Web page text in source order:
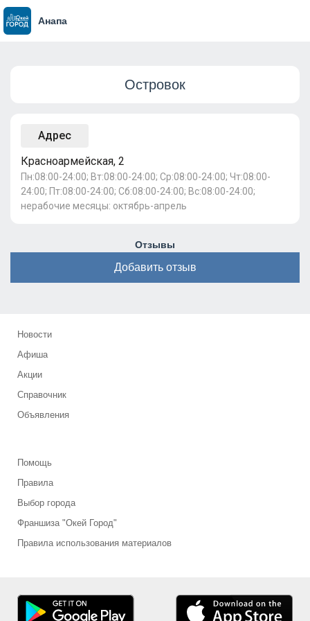
Анапа
Островок
Адрес
Красноармейская, 2
Пн:08:00-24:00; Вт:08:00-24:00; Ср:08:00-24:00; Чт:08:00-
24:00; Пт:08:00-24:00; Сб:08:00-24:00; Вс:08:00-24:00;
нерабочие месяцы: октябрь-апрель
Отзывы
Добавить отзыв
Новости
Афиша
Акции
Справочник
Объявления
Помощь
Правила
Выбор города
Франшиза "Окей Город"
Правила использования материалов